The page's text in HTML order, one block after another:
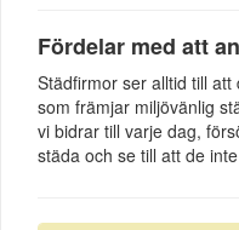
Fördelar med att
Städfirmor ser alltid till
som främjar miljövänlig
vi bidrar till varje dag,
städa och se till att de